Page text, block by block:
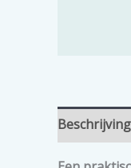
Beschrijving